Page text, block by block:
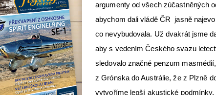
argumenty od všech zúčastněných
abychom dali vládě ČR jasně
co nevybudovala. Už dvakrát jsme
aby s vedením Českého svazu
sledovalo značné penzum
z Grónska do Austrálie, že z Plzně
vytvoříme lepší akustické